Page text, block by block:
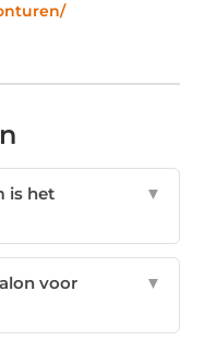
is het
▼
voor
▼